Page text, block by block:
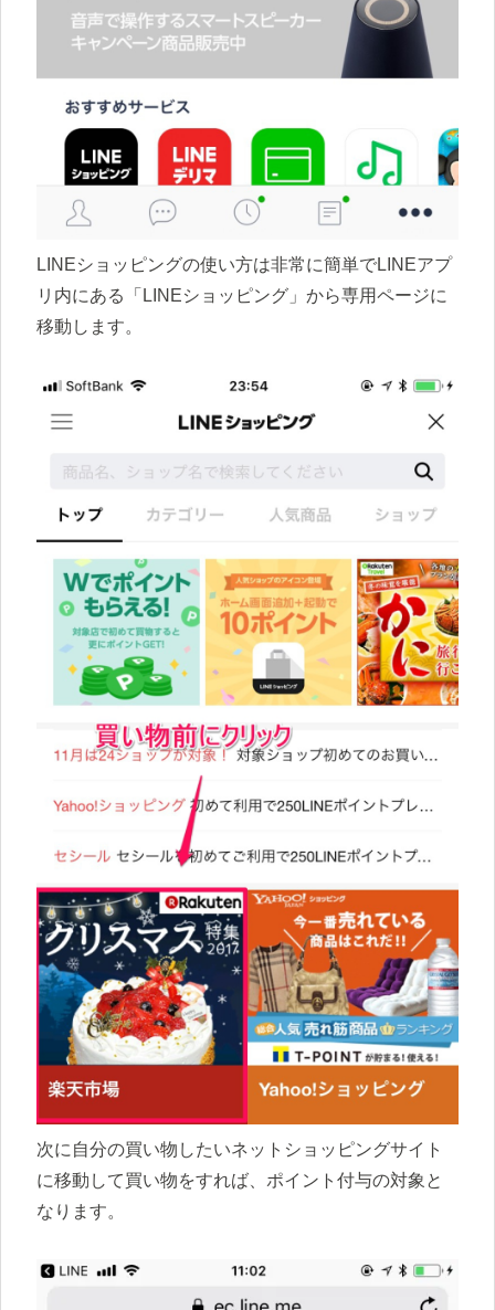
LINEショッピングの使い方は非常に簡単でLINEアプ
リ内にある「LINEショッピング」から専用ページに
移動します。
次に自分の買い物したいネットショッピングサイト
に移動して買い物をすれば、ポイント付与の対象と
なります。